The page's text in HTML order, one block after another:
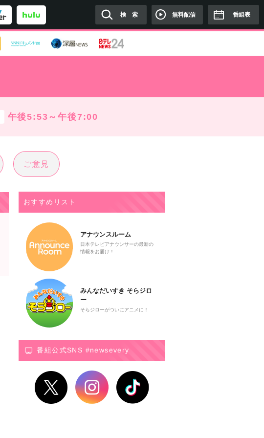
検 索 無料配信 番組表
午後5:53～午後7:00
ご意見
おすすめリスト
アナウンスルーム
日本テレビアナウンサーの最新の
情報をお届け！
みんなだいすき そらジロ
ー
そらジローがついにアニメに！
番組公式SNS #newsevery